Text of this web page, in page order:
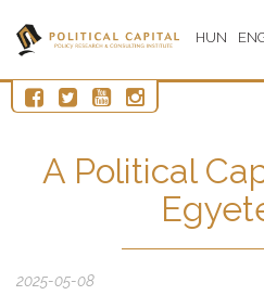
HUN
A Political
2025-05-08